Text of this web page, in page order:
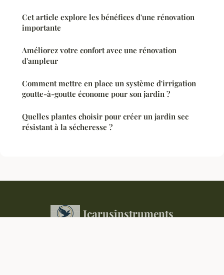
Cet article explore les bénéfices d'une rénovation
importante
Améliorez votre confort avec une rénovation
d'ampleur
Comment mettre en place un système d'irrigation
goutte-à-goutte économe pour son jardin ?
Quelles plantes choisir pour créer un jardin sec
résistant à la sécheresse ?
Icarusinstruments